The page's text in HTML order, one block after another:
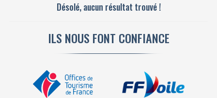
Désolé, aucun résultat trouvé !
ILS NOUS FONT CONFIANCE